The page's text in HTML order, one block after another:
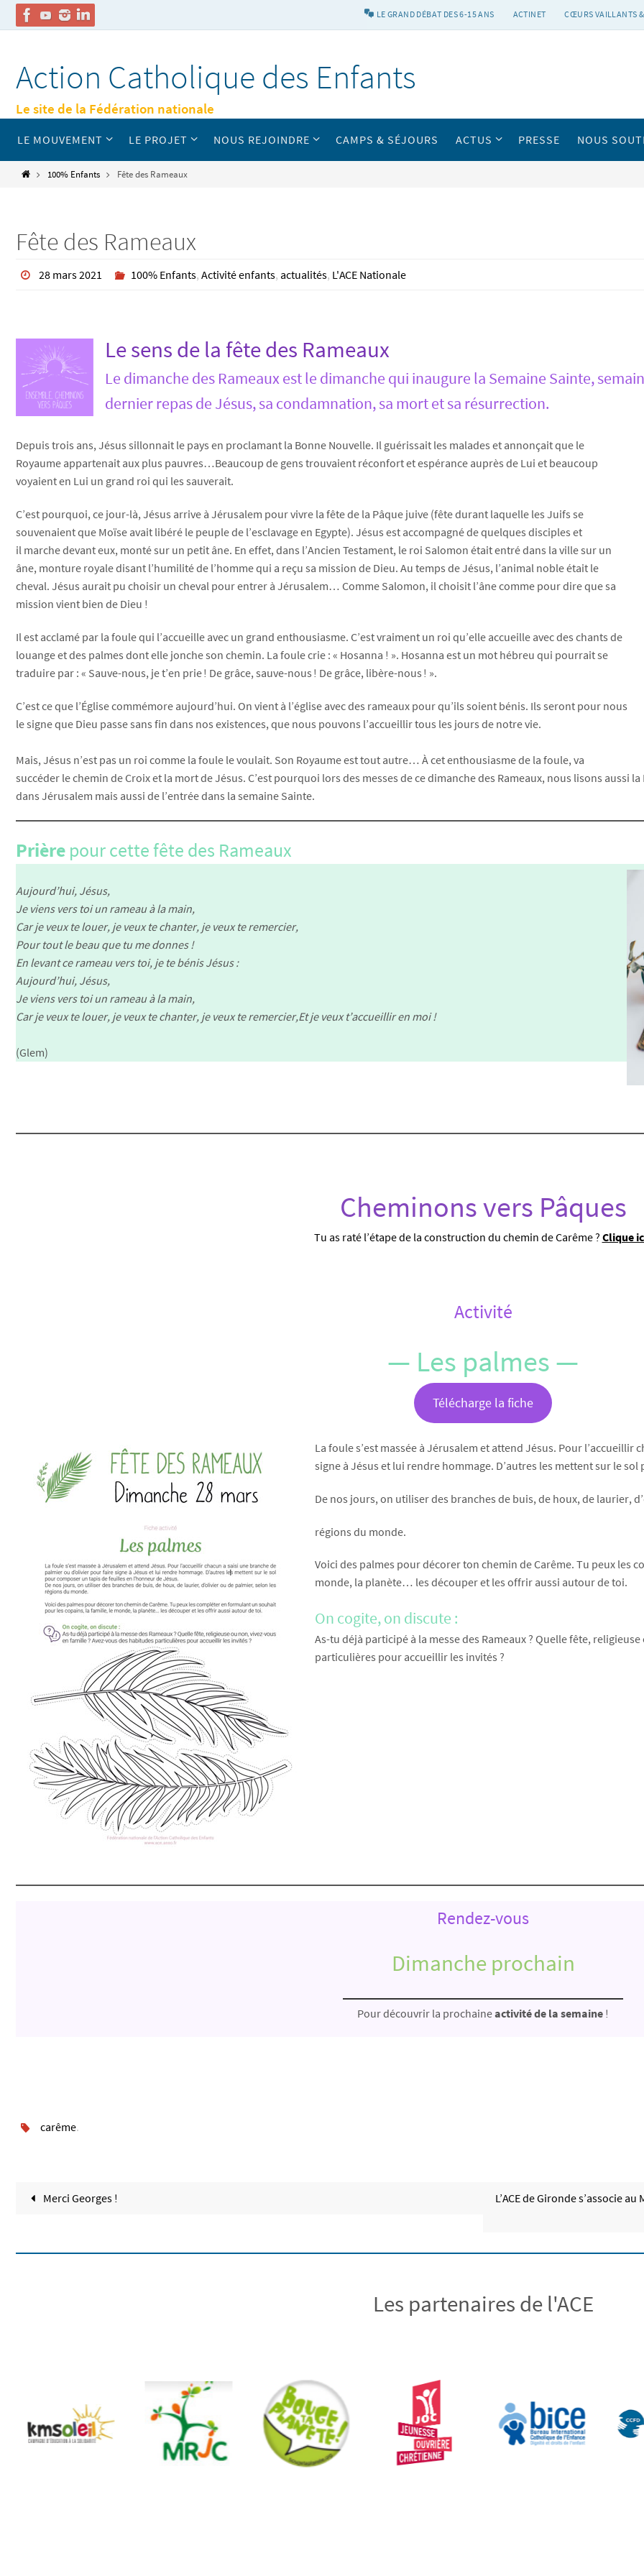
contenu
LE GRAND DÉBAT DES 6-15 ANS ACTINET CŒURS VAILLANTS
Action Catholique des Enfants
Le site de la Fédération nationale
contenu
LE MOUVEMENT LE PROJET NOUS REJOINDRE CAMPS & SÉJOURS ACTUS PRESSE NOUS
Home100% Enfants Fête des Rameaux
Fête des Rameaux
28 mars 2021 100% Enfants, Activité enfants, actualités, L'ACE Nationale
Le sens de la fête des Rameaux
Le dimanche des Rameaux est le dimanche qui inaugure la Semaine Sainte,
dernier repas de Jésus, sa condamnation, sa mort et sa résurrection.
Depuis trois ans, Jésus sillonnait le pays en proclamant la Bonne Nouvelle. Il guérissait les malades et annonçait que le
Royaume appartenait aux plus pauvres…Beaucoup de gens trouvaient réconfort et espérance auprès de Lui et beaucoup
voyaient en Lui un grand roi qui les sauverait.
C’est pourquoi, ce jour-là, Jésus arrive à Jérusalem pour vivre la fête de la Pâque juive (fête durant laquelle les Juifs se
souvenaient que Moïse avait libéré le peuple de l’esclavage en Egypte). Jésus est accompagné de quelques disciples et
il marche devant eux, monté sur un petit âne. En effet, dans l’Ancien Testament, le roi Salomon était entré dans la ville sur un
âne, monture royale disant l’humilité de l’homme qui a reçu sa mission de Dieu. Au temps de Jésus, l’animal noble était le
cheval. Jésus aurait pu choisir un cheval pour entrer à Jérusalem… Comme Salomon, il choisit l’âne comme pour dire que sa
mission vient bien de Dieu !
Il est acclamé par la foule qui l’accueille avec un grand enthousiasme. C’est vraiment un roi qu’elle accueille avec des chants de
louange et des palmes dont elle jonche son chemin. La foule crie : « Hosanna ! ». Hosanna est un mot hébreu qui pourrait se
traduire par : « Sauve-nous, je t’en prie ! De grâce, sauve-nous ! De grâce, libère-nous ! ».
C’est ce que l’Église commémore aujourd’hui. On vient à l’église avec des rameaux pour qu’ils soient bénis. Ils seront pour nous
le signe que Dieu passe sans fin dans nos existences, que nous pouvons l’accueillir tous les jours de notre vie.
Mais, Jésus n’est pas un roi comme la foule le voulait. Son Royaume est tout autre… À cet enthousiasme de la foule, va
succéder le chemin de Croix et la mort de Jésus. C’est pourquoi lors des messes de ce dimanche des Rameaux, nous lisons aussi
dans Jérusalem mais aussi de l’entrée dans la semaine Sainte.
Prière pour cette fête des Rameaux
Aujourd’hui, Jésus,
Je viens vers toi un rameau à la main,
Car je veux te louer, je veux te chanter, je veux te remercier,
Pour tout le beau que tu me donnes !
En levant ce rameau vers toi, je te bénis Jésus :
Aujourd’hui, Jésus,
Je viens vers toi un rameau à la main,
Car je veux te louer, je veux te chanter, je veux te remercier,Et je veux t’accueillir en moi !
(Glem)
Cheminons vers Pâques
Tu as raté l’étape de la construction du chemin de Carême ? Clique
Activité
— Les palmes —
Télécharge la fiche
La foule s’est massée à Jérusalem et attend Jésus. Pour
signe à Jésus et lui rendre hommage. D’autres les mettent sur le
De nos jours, on utiliser des branches de buis, de houx, de laurier,
régions du monde.
Voici des palmes pour décorer ton chemin de Carême. Tu peux
monde, la planète… les découper et les offrir aussi autour de toi.
On cogite, on discute :
As-tu déjà participé à la messe des Rameaux ? Quelle fête,
particulières pour accueillir les invités ?
Rendez-vous
Dimanche prochain
Pour découvrir la prochaineactivité de la semaine !
carême.
Merci Georges ! L’ACE de Gironde s’associe
Les partenaires de l'ACE